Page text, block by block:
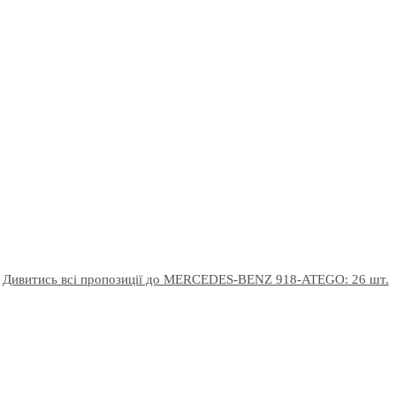
Дивитись всі пропозиції до MERCEDES-BENZ 918-ATEGO: 26 шт.